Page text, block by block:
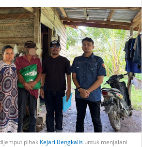
pihak Kejari Bengkalis untuk menjalani